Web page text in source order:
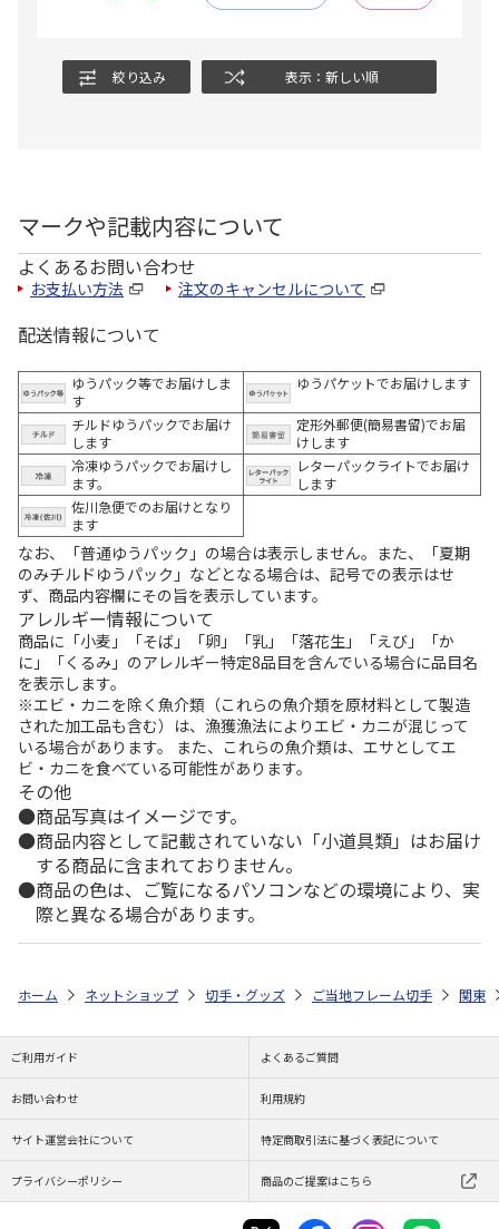
絞り込み 表示：新しい順
マークや記載内容について
よくあるお問い合わせ
お支払い方法 注文のキャンセルについて
配送情報について
ゆうパック等でお届けしま
す
ゆうパケットでお届けします
チルドゆうパックでお届け
します
定形外郵便(簡易書留)でお届
けします
冷凍ゆうパックでお届けし
ます。
レターパックライトでお届け
します
佐川急便でのお届けとなり
ます
なお、「普通ゆうパック」の場合は表示しません。また、「夏期
のみチルドゆうパック」などとなる場合は、記号での表示はせ
ず、商品内容欄にその旨を表示しています。
アレルギー情報について
商品に「小麦」「そば」「卵」「乳」「落花生」「えび」「か
に」「くるみ」のアレルギー特定8品目を含んでいる場合に品目名
を表示します。
※エビ・カニを除く魚介類（これらの魚介類を原材料として製造
された加工品も含む）は、漁獲漁法によりエビ・カニが混じって
いる場合があります。 また、これらの魚介類は、エサとしてエ
ビ・カニを食べている可能性があります。
その他
商品写真はイメージです。
商品内容として記載されていない「小道具類」はお届け
する商品に含まれておりません。
商品の色は、ご覧になるパソコンなどの環境により、実
際と異なる場合があります。
ホーム ネットショップ 切手・グッズ ご当地フレーム切手 関東
ご利用ガイド よくあるご質問
お問い合わせ 利用規約
サイト運営会社について 特定商取引法に基づく表記について
プライバシーポリシー 商品のご提案はこちら